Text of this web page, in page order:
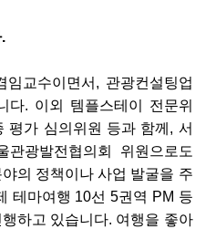
.
임교수이면서 , 관광컨설팅업
다. 이외 템플스테이 전문위
평가 심의위원 등과 함께 , 서
관광발전협의회 위원으로도
의 정책이나 사업 발굴을 주
테마여행 10선 5권역 PM 등
하고 있습니다. 여행을 좋아